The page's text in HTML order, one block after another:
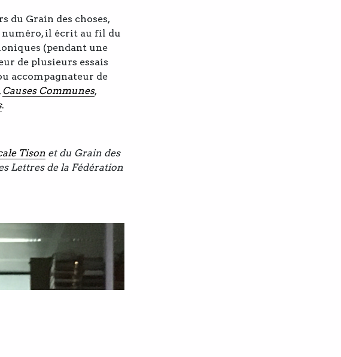
du Grain des choses,
numéro, il écrit au fil du
(pendant une
de plusieurs essais
accompagnateur de
Causes Communes,
.
Tison et du Grain des
Lettres de la Fédération